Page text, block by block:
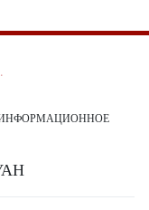
ИНФОРМАЦИОННОЕ